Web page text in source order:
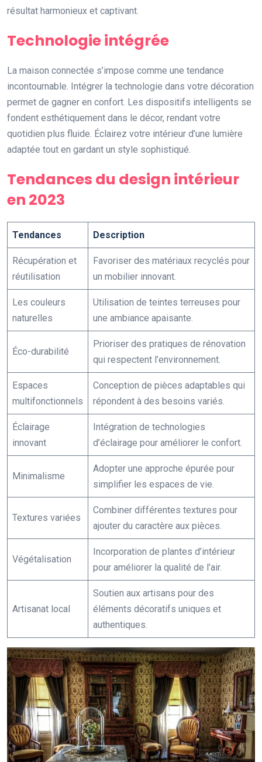
résultat harmonieux et captivant.
Technologie intégrée
La maison connectée s’impose comme une tendance
incontournable. Intégrer la technologie dans votre décoration
permet de gagner en confort. Les dispositifs intelligents se
fondent esthétiquement dans le décor, rendant votre
quotidien plus fluide. Éclairez votre intérieur d’une lumière
adaptée tout en gardant un style sophistiqué.
Tendances du design intérieur
en 2023
Tendances Description
Récupération et
réutilisation
Favoriser des matériaux recyclés pour
un mobilier innovant.
Les couleurs
naturelles
Utilisation de teintes terreuses pour
une ambiance apaisante.
Éco-durabilité
Prioriser des pratiques de rénovation
qui respectent l’environnement.
Espaces
multifonctionnels
Conception de pièces adaptables qui
répondent à des besoins variés.
Éclairage
innovant
Intégration de technologies
d’éclairage pour améliorer le confort.
Minimalisme
Adopter une approche épurée pour
simplifier les espaces de vie.
Textures variées
Combiner différentes textures pour
ajouter du caractère aux pièces.
Végétalisation
Incorporation de plantes d’intérieur
pour améliorer la qualité de l’air.
Artisanat local
Soutien aux artisans pour des
éléments décoratifs uniques et
authentiques.